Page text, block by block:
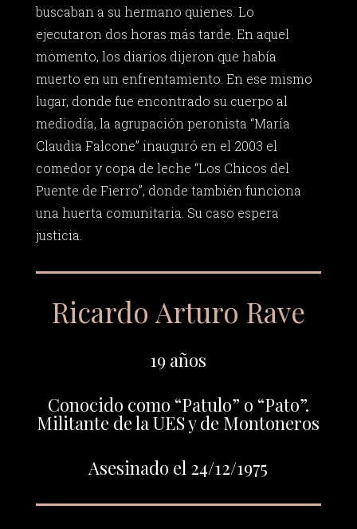
buscaban a su hermano quienes. Lo
ejecutaron dos horas más tarde. En aquel
momento, los diarios dijeron que había
muerto en un enfrentamiento. En ese mismo
lugar, donde fue encontrado su cuerpo al
mediodía, la agrupación peronista “María
Claudia Falcone” inauguró en el 2003 el
comedor y copa de leche “Los Chicos del
Puente de Fierro”, donde también funciona
una huerta comunitaria. Su caso espera
justicia.
Ricardo Arturo Rave
19 años
Conocido como “Patulo” o “Pato”.
Militante de la UES y de Montoneros
Asesinado el 24/12/1975